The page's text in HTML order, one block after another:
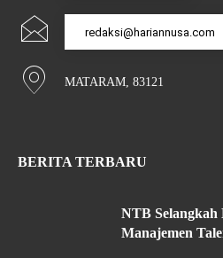
redaksi@hariannusa.com
MATARAM, 83121
BERITA TERBARU
NTB Selangkah
Manajemen